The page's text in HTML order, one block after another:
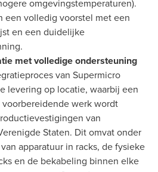
omgevingstemperaturen).
een volledig voorstel met een
en een duidelijke
met volledige ondersteuning
van Supermicro
levering op locatie, waarbij een
werk wordt
van
Staten. Dit omvat onder
apparatuur in racks, de fysieke
en de bekabeling binnen elke